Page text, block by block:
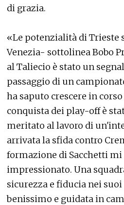
di grazia.
«Le potenzialità di Trieste
Venezia- sottolinea Bobo
al Taliecio è stato un
passaggio di un
ha saputo crescere in
conquista dei play-off è
meritato al lavoro di
arrivata la sfida contro
formazione di Sacchetti
impressionato. Una
sicurezza e fiducia nei
benissimo e guidata in